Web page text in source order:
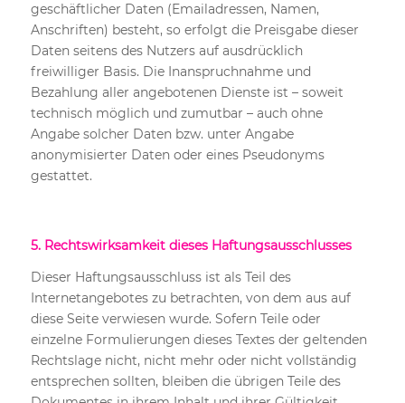
geschäftlicher Daten (Emailadressen, Namen,
Anschriften) besteht, so erfolgt die Preisgabe dieser
Daten seitens des Nutzers auf ausdrücklich
freiwilliger Basis. Die Inanspruchnahme und
Bezahlung aller angebotenen Dienste ist – soweit
technisch möglich und zumutbar – auch ohne
Angabe solcher Daten bzw. unter Angabe
anonymisierter Daten oder eines Pseudonyms
gestattet.
5. Rechtswirksamkeit dieses Haftungsausschlusses
Dieser Haftungsausschluss ist als Teil des
Internetangebotes zu betrachten, von dem aus auf
diese Seite verwiesen wurde. Sofern Teile oder
einzelne Formulierungen dieses Textes der geltenden
Rechtslage nicht, nicht mehr oder nicht vollständig
entsprechen sollten, bleiben die übrigen Teile des